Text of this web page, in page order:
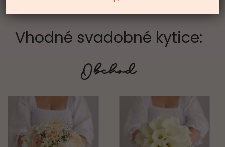
Vhodné svadobné kytice:
Obchod